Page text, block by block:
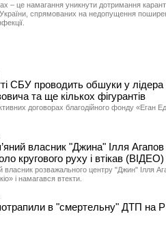
– це намагання уникнути дотримання
України, спрямованих на недопущення
СБУ проводить обшуки у лідера
та ще кількох фігурантів
договорах благодійного фонду «Еган
власник "Джина" Ілля Агапов
кругового руху і втікав (ВІДЕО)
власник розважального центру "Джин" Ілля
і намагався втекти.
в "смертельну" ДТП на